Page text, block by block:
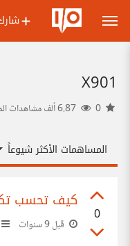
X901
المساهمات الأكثر شيوعاً
0
كيف تحسب
قبل 9 سنوات